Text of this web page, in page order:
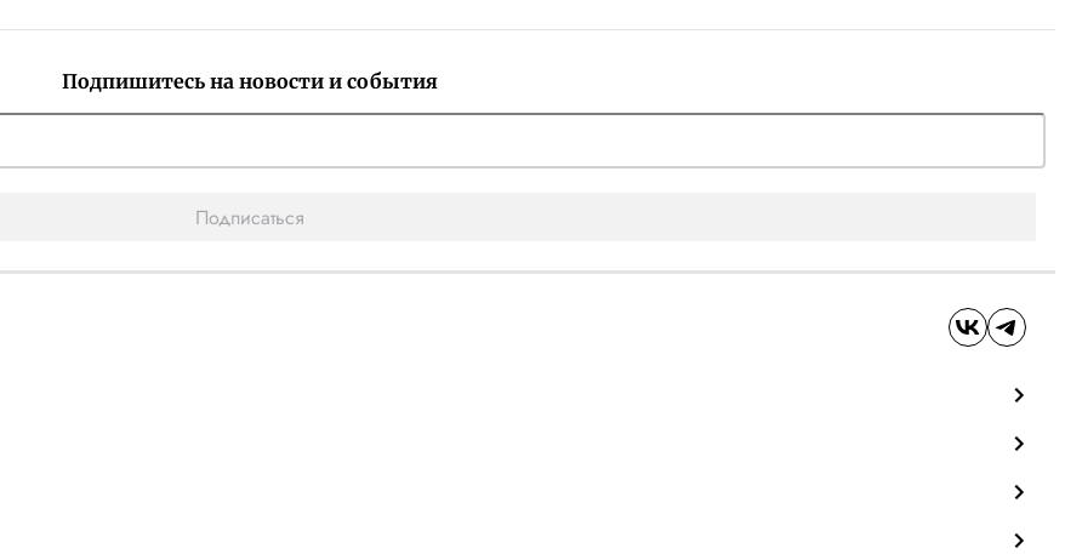
Подпишитесь на новости и события
Подписаться